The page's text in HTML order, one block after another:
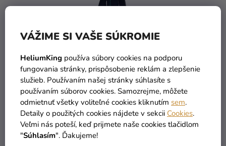
VÁŽIME SI VAŠE SÚKROMIE
HeliumKing používa súbory cookies na podporu
fungovania stránky, prispôsobenie reklám a zlepšenie
služieb. Používaním našej stránky súhlasíte s
používaním súborov cookies. Samozrejme, môžete
odmietnuť všetky voliteľné cookies kliknutím sem.
Detaily o použitých cookies nájdete v sekcii Cookies.
Veľmi nás poteší, keď prijmete naše cookies tlačidlom
"Súhlasím". Ďakujeme!
Detský župan Harry
Potter - Slizolin
21,19 €
39,29 € (–46 %)
DETAIL